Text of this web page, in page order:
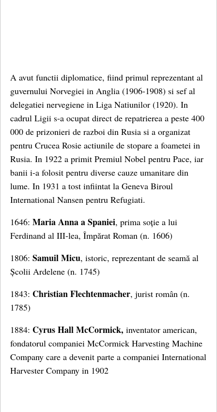
A avut functii diplomatice, fiind primul reprezentant al
guvernului Norvegiei in Anglia (1906-1908) si sef al
delegatiei nervegiene in Liga Natiunilor (1920). In
cadrul Ligii s-a ocupat direct de repatrierea a peste 400
000 de prizonieri de razboi din Rusia si a organizat
pentru Crucea Rosie actiunile de stopare a foametei in
Rusia. In 1922 a primit Premiul Nobel pentru Pace, iar
banii i-a folosit pentru diverse cauze umanitare din
lume. In 1931 a tost infiintat la Geneva Biroul
International Nansen pentru Refugiati.
1646: Maria Anna a Spaniei, prima soție a lui
Ferdinand al III-lea, Împărat Roman (n. 1606)
1806: Samuil Micu, istoric, reprezentant de seamă al
Școlii Ardelene (n. 1745)
1843: Christian Flechtenmacher, jurist român (n.
1785)
1884: Cyrus Hall McCormick, inventator american,
fondatorul companiei McCormick Harvesting Machine
Company care a devenit parte a companiei International
Harvester Company in 1902